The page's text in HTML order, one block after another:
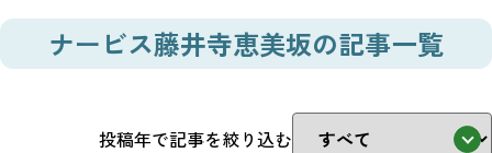
ナービス藤井寺恵美坂の記事一覧
投稿年で記事を絞り込む